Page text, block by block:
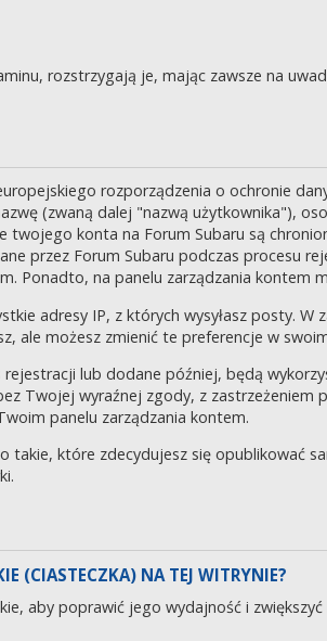
rozstrzygają je, mając zawsze na
rozporządzenia o ochronie
(zwaną dalej "nazwą użytkownika"),
konta na Forum Subaru są
przez Forum Subaru podczas procesu
Ponadto, na panelu zarządzania kontem
adresy IP, z których wysyłasz posty.
ale możesz zmienić te preferencje w
lub dodane później, będą
Twojej wyraźnej zgody, z
panelu zarządzania kontem.
takie, które zdecydujesz się opublikować
(CIASTECZKA) NA TEJ WITRYNIE?
aby poprawić jego wydajność i